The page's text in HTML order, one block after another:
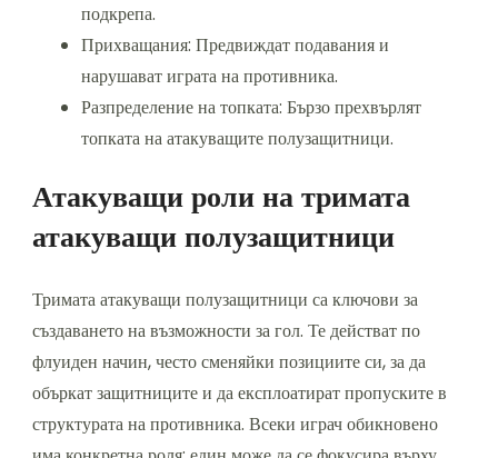
подкрепа.
Прихващания: Предвиждат подавания и
нарушават играта на противника.
Разпределение на топката: Бързо прехвърлят
топката на атакуващите полузащитници.
Атакуващи роли на тримата
атакуващи полузащитници
Тримата атакуващи полузащитници са ключови за
създаването на възможности за гол. Те действат по
флуиден начин, често сменяйки позициите си, за да
объркат защитниците и да експлоатират пропуските в
структурата на противника. Всеки играч обикновено